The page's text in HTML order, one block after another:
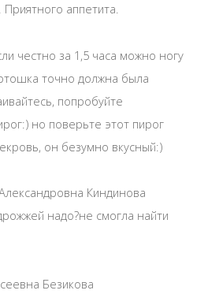
аппетита.
честно за 1,5 часа можно ногу
точно должна была
попробуйте
но поверьте этот пирог
он безумно вкусный:)
Киндинова
надо?не смогла найти
Безикова